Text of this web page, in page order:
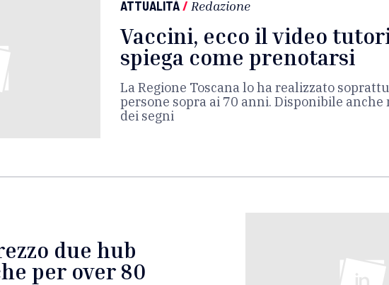
ATTUALITÀ/ Redazione
Vaccini, ecco il video
spiega come prenotarsi
La Regione Toscana lo ha realizzato
persone sopra ai 70 anni. Disponibile
dei segni
due hub
per over 80